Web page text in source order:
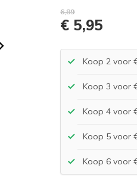
6,89
€ 5,95
Koop 2 voor
Koop 3 voor
Koop 4 voor
Koop 5 voor
Koop 6 voor